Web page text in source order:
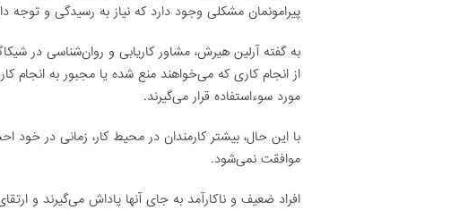
پیرامونمان مشکلی وجود دارد که نیاز به رسیدگی و توجه
به گفته آرلین هیرش، مشاور کاریابی و روان‌شناسی در
از انجام کاری که می‌خواهند منع شده یا مجبور به انجام
مورد سوءاستفاده قرار می‌گیرند.
با این حال، بیشتر کارمندان در محیط کار، زمانی در خود
موافقت نمی‌شود.
افراد ضعیف و ناکارآمد به جای آنها پاداش می‌گیرند و